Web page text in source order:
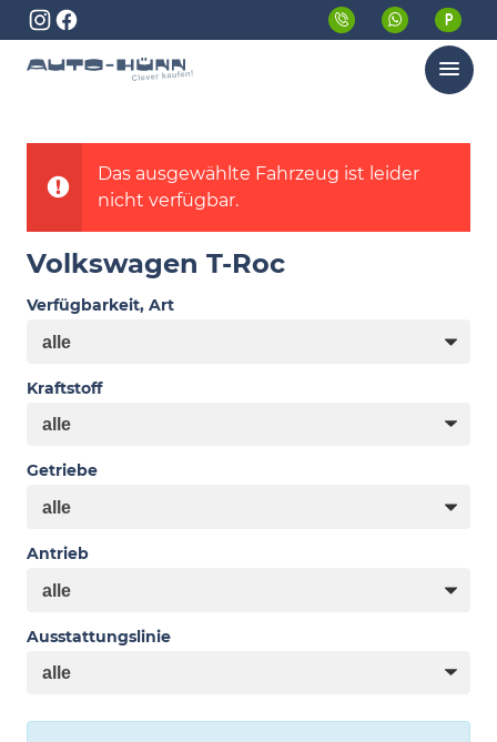
Menü
Das ausgewählte Fahrzeug ist leider
nicht verfügbar.
Volkswagen T-Roc
Verfügbarkeit, Art
Kraftstoff
Getriebe
Antrieb
Ausstattungslinie